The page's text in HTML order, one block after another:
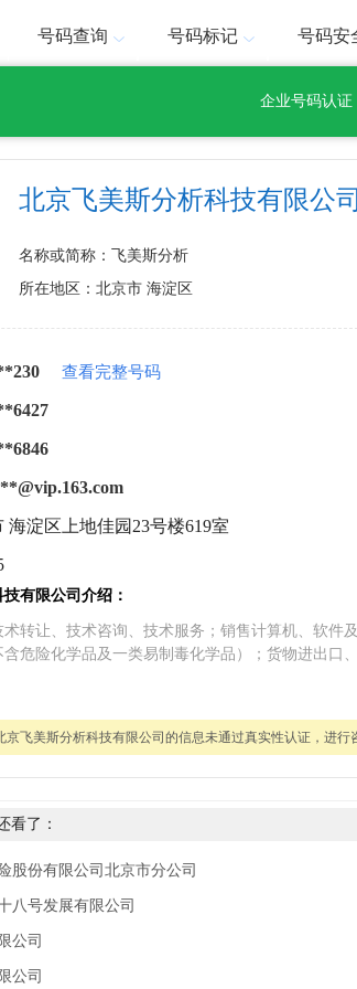
号码查询 号码标记 号码安
企业号码认证
北京飞美斯分析科技有限公司
名称或简称：飞美斯分析
所在地区：北京市 海淀区
查看完整号码
海淀区上地佳园23号楼619室
有限公司介绍：
转让、技术咨询、技术服务；销售计算机、软件
危险化学品及一类易制毒化学品）；货物进出口
京飞美斯分析科技有限公司的信息未通过真实性认证，进
看了：
股份有限公司北京市分公司
八号发展有限公司
公司
公司